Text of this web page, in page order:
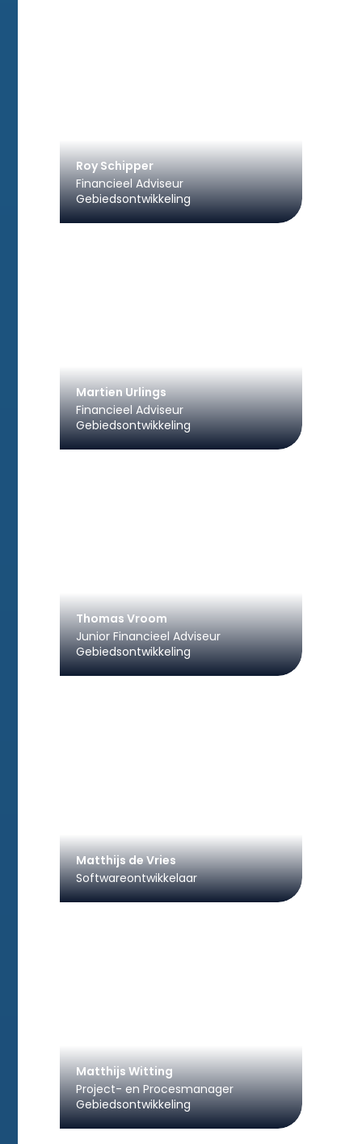
Roy Schipper
Financieel Adviseur
Gebiedsontwikkeling
Martien Urlings
Financieel Adviseur
Gebiedsontwikkeling
Thomas Vroom
Junior Financieel Adviseur
Gebiedsontwikkeling
Matthijs de Vries
Softwareontwikkelaar
Matthijs Witting
Project- en Procesmanager
Gebiedsontwikkeling